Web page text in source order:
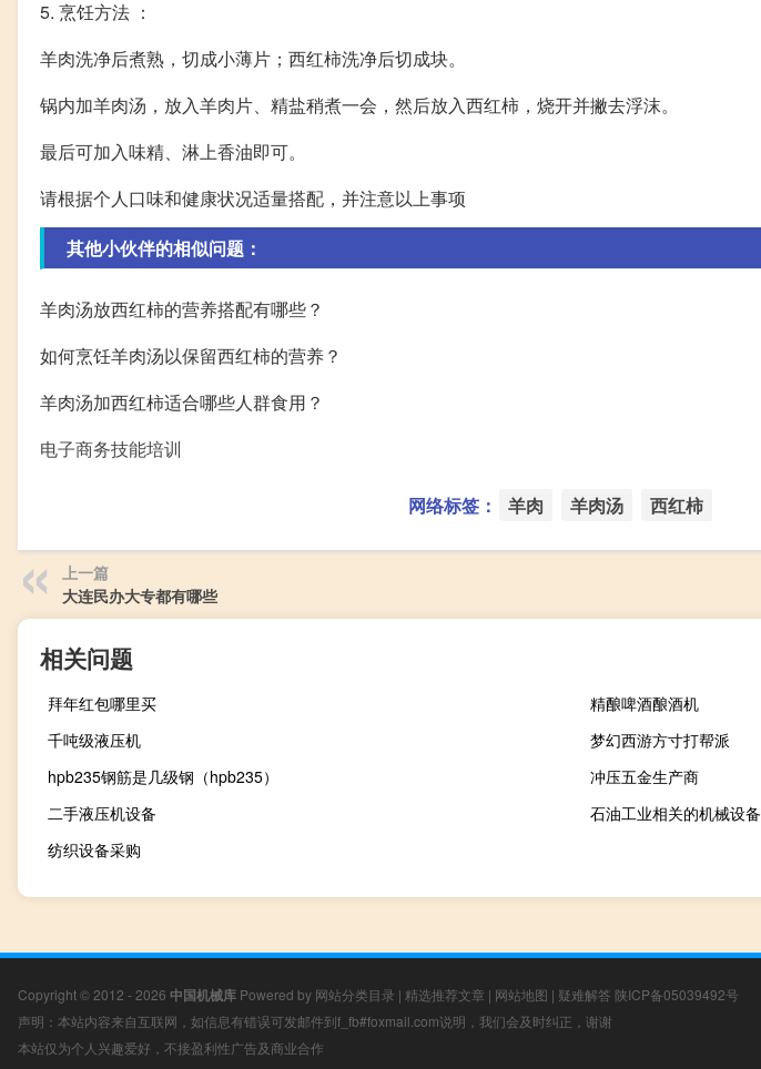
5. 烹饪方法 ：
羊肉洗净后煮熟，切成小薄片；西红柿洗净后切成块。
锅内加羊肉汤，放入羊肉片、精盐稍煮一会，然后放入西红柿，烧开并撇去浮沫。
最后可加入味精、淋上香油即可。
请根据个人口味和健康状况适量搭配，并注意以上事项
其他小伙伴的相似问题：
羊肉汤放西红柿的营养搭配有哪些？
如何烹饪羊肉汤以保留西红柿的营养？
羊肉汤加西红柿适合哪些人群食用？
电子商务技能培训
网络标签： 羊肉 羊肉汤 西红柿
上一篇
大连民办大专都有哪些
相关问题
拜年红包哪里买
精酿啤酒酿酒机
千吨级液压机
梦幻西游方寸打帮派
hpb235钢筋是几级钢（hpb235）
冲压五金生产商
二手液压机设备
石油工业相关的机械设备
纺织设备采购
Copyright © 2012 - 2026 中国机械库 Powered by 网站分类目录 | 精选推荐文章 | 网站地图 | 疑难解答 陕ICP备05039492号
声明：本站内容来自互联网，如信息有错误可发邮件到f_fb#foxmail.com说明，我们会及时纠正，谢谢
本站仅为个人兴趣爱好，不接盈利性广告及商业合作